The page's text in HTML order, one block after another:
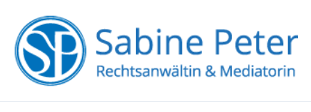
Inhalt
springen